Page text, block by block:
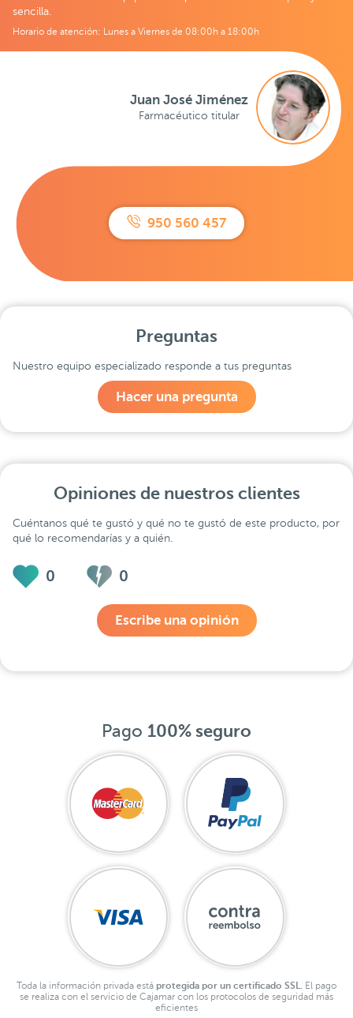
sencilla.
Horario de atención: Lunes a Viernes de 08:00h a 18:00h
950 560 457
Juan José Jiménez
Farmacéutico titular
Preguntas
Nuestro equipo especializado responde a tus preguntas
Hacer una pregunta
Opiniones de nuestros clientes
Cuéntanos qué te gustó y qué no te gustó de este producto, por
qué lo recomendarías y a quién.
0 0
Escribe una opinión
Pago 100% seguro
Toda la información privada está protegida por un certificado SSL. El pago
se realiza con el servicio de Cajamar con los protocolos de seguridad más
eficientes